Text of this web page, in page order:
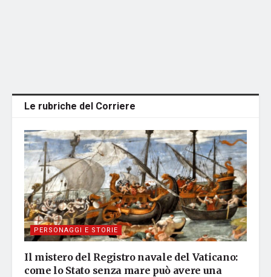
Le rubriche del Corriere
PERSONAGGI E STORIE
Il mistero del Registro navale del Vaticano:
come lo Stato senza mare può avere una